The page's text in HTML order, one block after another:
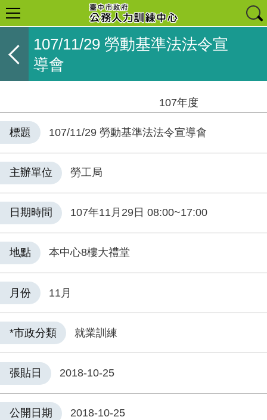
107/11/29 勞動基準法法令宣
導會
107年度
標題 107/11/29 勞動基準法法令宣導會
主辦單位 勞工局
日期時間 107年11月29日 08:00~17:00
地點 本中心8樓大禮堂
月份 11月
*市政分類 就業訓練
張貼日 2018-10-25
公開日期 2018-10-25